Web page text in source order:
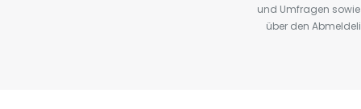
und Umfragen
über den